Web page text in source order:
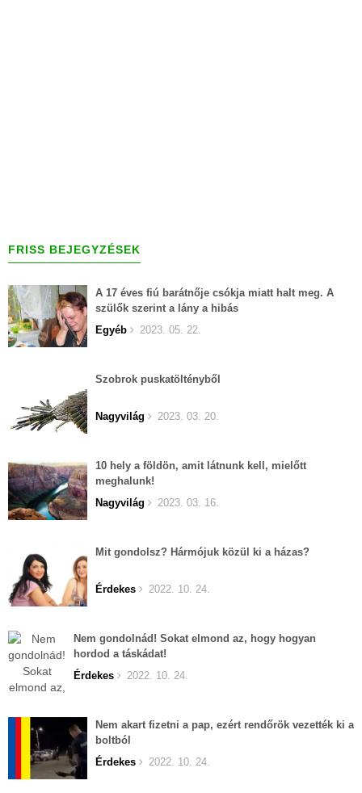
FRISS BEJEGYZÉSEK
A 17 éves fiú barátnője csókja miatt halt meg. A
szülők szerint a lány a hibás
Egyéb
2023. 05. 22.
Szobrok puskatöltényből
Nagyvilág 2023. 03. 20.
10 hely a földön, amit látnunk kell, mielőtt
meghalunk!
Nagyvilág
2023. 03. 16.
Mit gondolsz? Hármójuk közül ki a házas?
Érdekes 2022. 10. 24.
Nem gondolnád! Sokat elmond az, hogy hogyan
hordod a táskádat!
Érdekes
2022. 10. 24.
Nem akart fizetni a pap, ezért rendőrök vezették ki a
boltból
Érdekes
2022. 10. 24.